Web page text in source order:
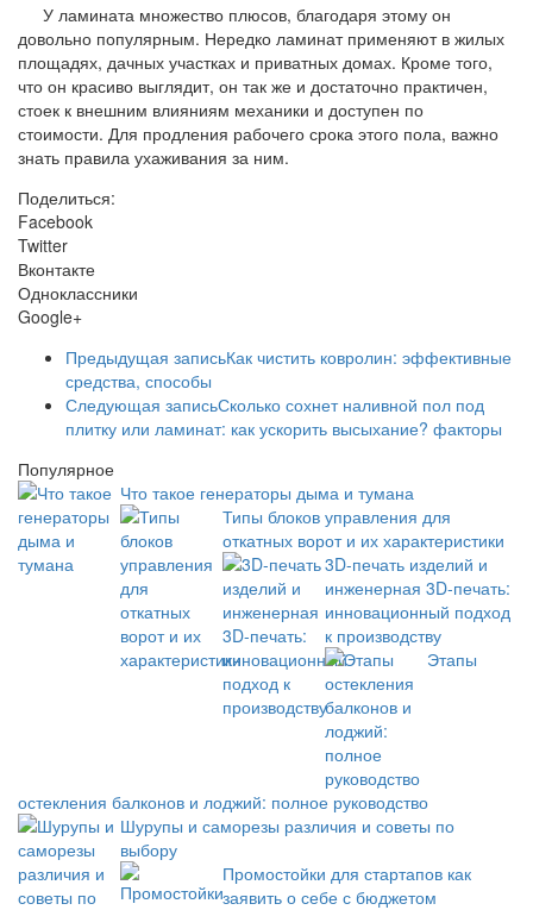
У ламината множество плюсов, благодаря этому он
довольно популярным. Нередко ламинат применяют в жилых
площадях, дачных участках и приватных домах. Кроме того,
что он красиво выглядит, он так же и достаточно практичен,
стоек к внешним влияниям механики и доступен по
стоимости. Для продления рабочего срока этого пола, важно
знать правила ухаживания за ним.
Поделиться:
Facebook
Twitter
Вконтакте
Одноклассники
Google+
Предыдущая записьКак чистить ковролин: эффективные
средства, способы
Следующая записьСколько сохнет наливной пол под
плитку или ламинат: как ускорить высыхание? факторы
Популярное
Что такое генераторы дыма и тумана
Типы блоков управления для
откатных ворот и их характеристики
3D-печать изделий и
инженерная 3D-печать:
инновационный подход
к производству
Этапы
остекления балконов и лоджий: полное руководство
Шурупы и саморезы различия и советы по
выбору
Промостойки для стартапов как
заявить о себе с бюджетом